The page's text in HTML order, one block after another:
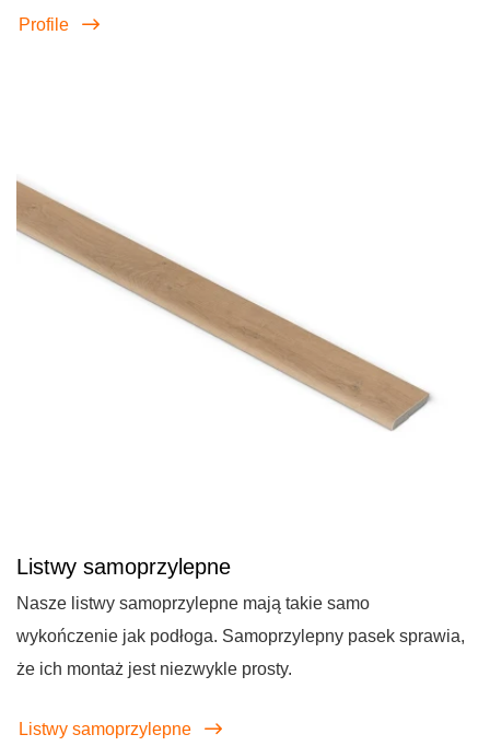
Profile
Listwy samoprzylepne
Nasze listwy samoprzylepne mają takie samo
wykończenie jak podłoga. Samoprzylepny pasek sprawia,
że ich montaż jest niezwykle prosty.
Listwy samoprzylepne